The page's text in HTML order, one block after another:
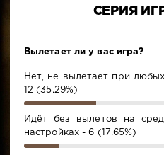
СЕРИЯ
Вылетает ли у вас игра?
Нет, не вылетает при
12 (35.29%)
Идёт без вылетов на
настройках - 6 (17.65%)